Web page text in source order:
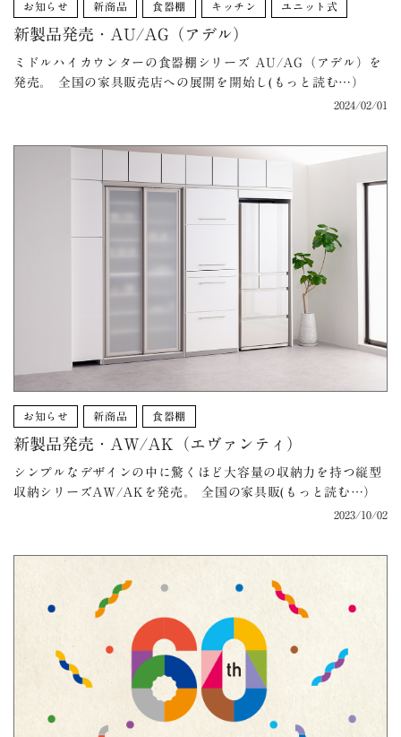
お知らせ 新商品 食器棚 キッチン ユニット式
新製品発売・AU/AG（アデル）
ミドルハイカウンターの食器棚シリーズ AU/AG（アデル）を
発売。 全国の家具販売店への展開を開始し(もっと読む…）
2024/02/01
お知らせ 新商品 食器棚
新製品発売・AW/AK（エヴァンティ）
シンプルなデザインの中に驚くほど大容量の収納力を持つ縦型
収納シリーズAW/AKを発売。 全国の家具販(もっと読む…）
2023/10/02